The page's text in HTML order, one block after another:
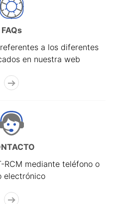
FAQs
a los diferentes
en nuestra web
RCM mediante teléfono o
electrónico